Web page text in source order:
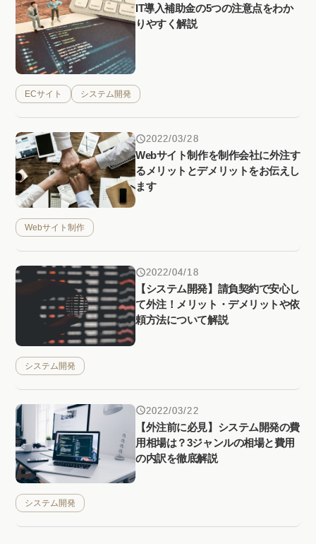
IT導入補助金の5つの注意点をわか
りやすく解説
ECサイト システム開発
2022/03/28
Webサイト制作を制作会社に外注す
るメリットとデメリットをお伝えし
ます
Webサイト制作
2022/04/18
【システム開発】請負契約で安心し
て外注！メリット・デメリットや依
頼方法について解説
システム開発
2022/03/22
【外注前に必見】システム開発の費
用相場は？3ジャンルの相場と費用
の内訳を徹底解説
システム開発